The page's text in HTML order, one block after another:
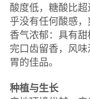
酸度低，糖酸比
乎没有任何酸感，
香气浓郁：具有
完口齿留香，风
胃的佳品。
种植与生长